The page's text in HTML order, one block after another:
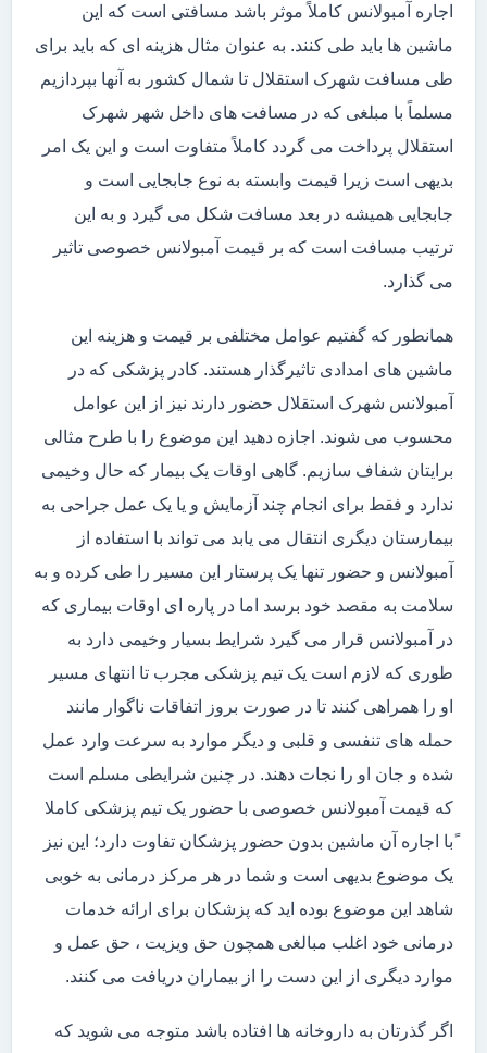
اجاره آمبولانس کاملاً موثر باشد مسافتی است که این
ماشین ها باید طی کنند. به عنوان مثال هزینه ای که باید برای
طی مسافت شهرک استقلال تا شمال کشور به آنها بپردازیم
مسلماً با مبلغی که در مسافت های داخل شهر شهرک
استقلال پرداخت می گردد کاملاً متفاوت است و این یک امر
بدیهی است زیرا قیمت وابسته به نوع جابجایی است و
جابجایی همیشه در بعد مسافت شکل می گیرد و به این
ترتیب مسافت است که بر قیمت آمبولانس خصوصی تاثیر
می گذارد.
همانطور که گفتیم عوامل مختلفی بر قیمت و هزینه این
ماشین های امدادی تاثیرگذار هستند. کادر پزشکی که در
آمبولانس شهرک استقلال حضور دارند نیز از این عوامل
محسوب می شوند. اجازه دهید این موضوع را با طرح مثالی
برایتان شفاف سازیم. گاهی اوقات یک بیمار که حال وخیمی
ندارد و فقط برای انجام چند آزمایش و یا یک عمل جراحی به
بیمارستان دیگری انتقال می یابد می تواند با استفاده از
آمبولانس و حضور تنها یک پرستار این مسیر را طی کرده و به
سلامت به مقصد خود برسد اما در پاره ای اوقات بیماری که
در آمبولانس قرار می گیرد شرایط بسیار وخیمی دارد به
طوری که لازم است یک تیم پزشکی مجرب تا انتهای مسیر
او را همراهی کنند تا در صورت بروز اتفاقات ناگوار مانند
حمله های تنفسی و قلبی و دیگر موارد به سرعت وارد عمل
شده و جان او را نجات دهند. در چنین شرایطی مسلم است
که قیمت آمبولانس خصوصی با حضور یک تیم پزشکی کاملا
ًبا اجاره آن ماشین بدون حضور پزشکان تفاوت دارد؛ این نیز
یک موضوع بدیهی است و شما در هر مرکز درمانی به خوبی
شاهد این موضوع بوده اید که پزشکان برای ارائه خدمات
درمانی خود اغلب مبالغی همچون حق ویزیت ، حق عمل و
موارد دیگری از این دست را از بیماران دریافت می کنند.
اگر گذرتان به داروخانه ها افتاده باشد متوجه می شوید که